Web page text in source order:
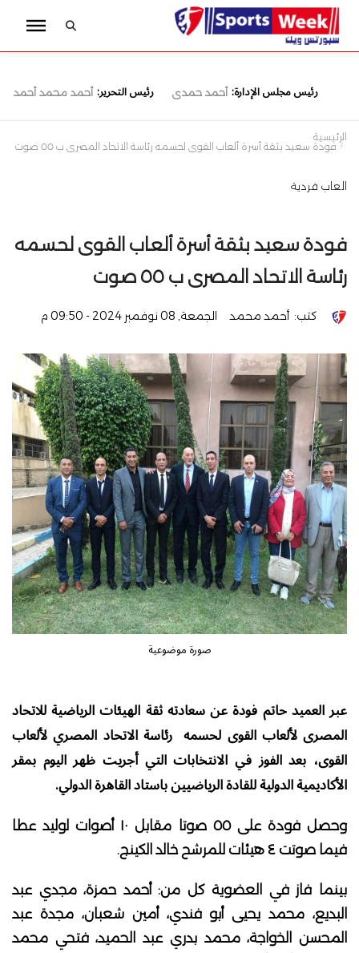
رئيس مجلس الإدارة: أحمد حمدى رئيس التحرير: أحمد محمد أحمد
الرئيسية
فودة سعيد بثقة أسرة ألعاب القوى لحسمه رئاسة الاتحاد المصرى ب ٥٥ صوت
العاب فردية
فودة سعيد بثقة أسرة ألعاب القوى لحسمه
رئاسة الاتحاد المصرى ب ٥٥ صوت
كتب: أحمد محمد الجمعة, 08 نوفمبر 2024 - 09:50 م
صورة موضوعية
عبر العميد حاتم فودة عن سعادته ثقة الهيئات الرياضية للاتحاد
المصرى لألعاب القوى لحسمه رئاسة الاتحاد المصري لألعاب
القوى، بعد الفوز في الانتخابات التي أجريت ظهر اليوم بمقر
الأكاديمية الدولية للقادة الرياضيين باستاد القاهرة الدولي.
وحصل فودة على ٥٥ صوتا مقابل ١٠ أصوات لوليد عطا
فيما صوتت ٤ هيئات للمرشح خالد الكينج.
بينما فاز في العضوية كل من: أحمد حمزة، مجدي عبد
البديع، محمد يحيى أبو فندي، أمين شعبان، مجدة عبد
المحسن الخواجة، محمد بدري عبد الحميد، فتحي محمد